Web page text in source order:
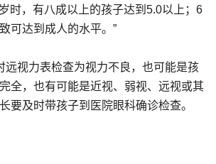
时，有八成以上的孩子达到5.0以上；6
可达到成人的水平。”
视力表检查为视力不良，也可能是孩
全，也有可能是近视、弱视、远视或其
要及时带孩子到医院眼科确诊检查。